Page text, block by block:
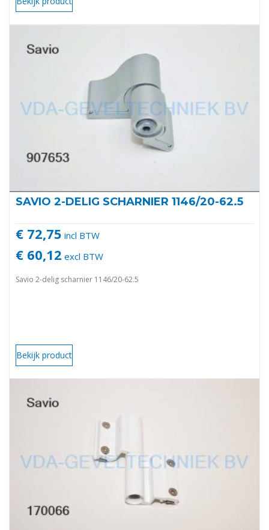
SAVIO 2-DELIG SCHARNIER 1146/20-62.5
€ 72,75 incl BTW
€ 60,12 excl BTW
Savio 2-delig scharnier 1146/20-62.5
Bekijk product